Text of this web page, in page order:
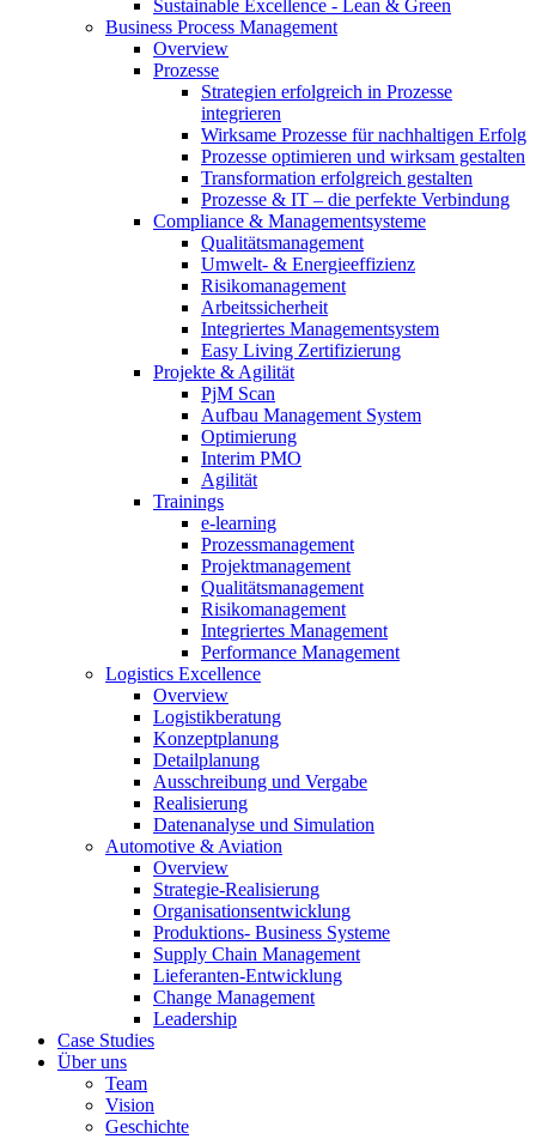
Sustainable Excellence - Lean & Green
Business Process Management
Overview
Prozesse
Strategien erfolgreich in Prozesse
integrieren
Wirksame Prozesse für nachhaltigen Erfolg​
Prozesse optimieren und wirksam gestalten
Transformation erfolgreich gestalten
Prozesse & IT – die perfekte Verbindung
Compliance & Managementsysteme
Qualitätsmanagement
Umwelt- & Energieeffizienz
Risikomanagement
Arbeitssicherheit
Integriertes Managementsystem
Easy Living Zertifizierung
Projekte & Agilität
PjM Scan
Aufbau Management System
Optimierung
Interim PMO
Agilität
Trainings
e-learning
Prozessmanagement
Projektmanagement
Qualitätsmanagement
Risikomanagement
Integriertes Management
Performance Management
Logistics Excellence
Overview
Logistikberatung
Konzeptplanung
Detailplanung
Ausschreibung und Vergabe
Realisierung
Datenanalyse und Simulation
Automotive & Aviation
Overview
Strategie-Realisierung
Organisationsentwicklung
Produktions- Business Systeme
Supply Chain Management
Lieferanten-Entwicklung
Change Management
Leadership
Case Studies
Über uns
Team
Vision
Geschichte